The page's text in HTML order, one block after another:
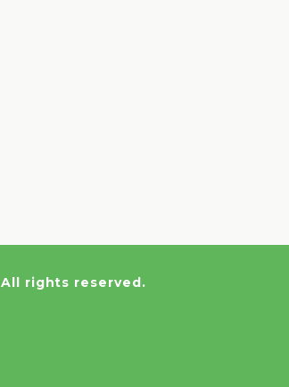
All rights reserved.